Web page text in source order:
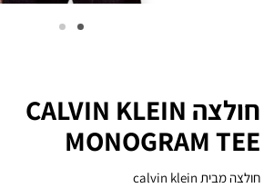
חולצה CALVIN KLEIN
MONOGRAM TEE
חולצה מבית calvin klein